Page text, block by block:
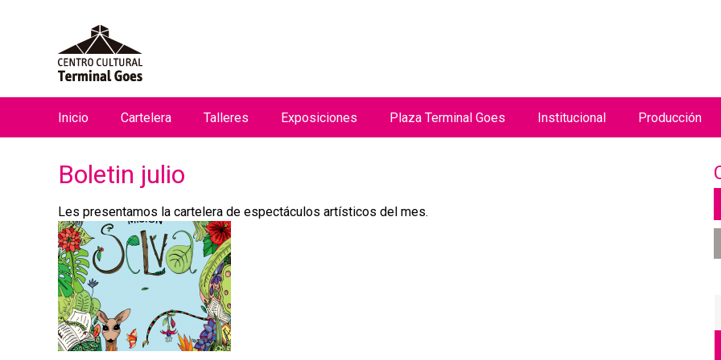
Boletin julio
Les presentamos la cartelera de espectáculos artísticos del mes.
n
p
r
i
n
c
i
p
Inicio Cartelera Talleres Exposiciones Plaza Terminal Goes Institucional Producción